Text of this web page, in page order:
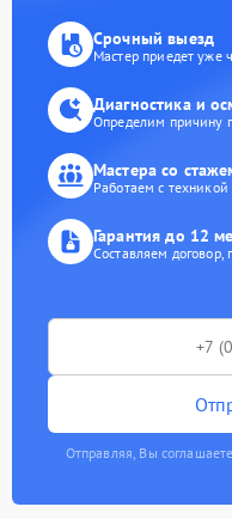
Срочный выезд
Мастер приедет уже
Диагностика и
Определим причину
Мастера со
Работаем с
Гарантия до 12
Составляем договор,
Отправляя, Вы